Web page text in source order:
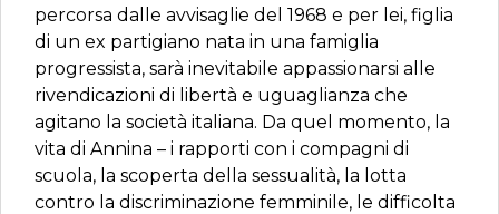
percorsa dalle avvisaglie del 1968 e per lei, figlia
di un ex partigiano nata in una famiglia
progressista, sarà inevitabile appassionarsi alle
rivendicazioni di libertà e uguaglianza che
agitano la società italiana. Da quel momento, la
vita di Annina – i rapporti con i compagni di
scuola, la scoperta della sessualità, la lotta
contro la discriminazione femminile, le difficolta